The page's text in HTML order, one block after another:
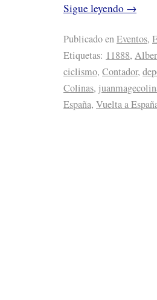
Sigue leyendo →
Publicado enEventos,
Etiquetas: 11888,
ciclismo, Contador,
Colinas,
España, Vuelta a